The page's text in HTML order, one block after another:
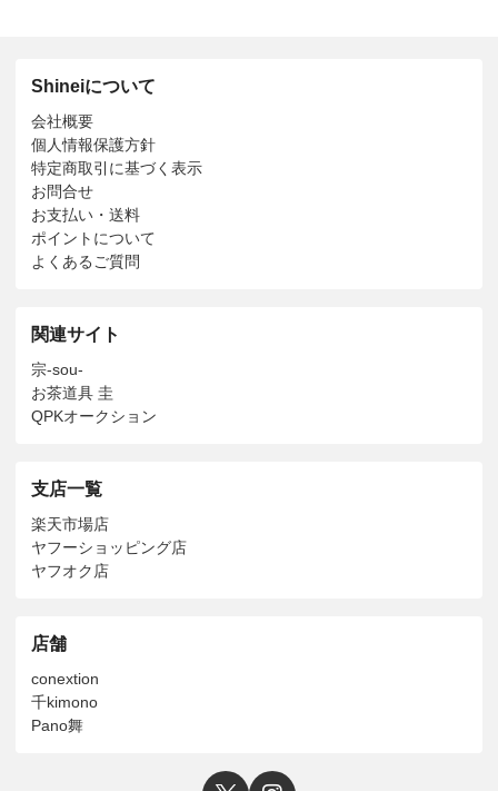
Shineiについて
会社概要
個人情報保護方針
特定商取引に基づく表示
お問合せ
お支払い・送料
ポイントについて
よくあるご質問
関連サイト
宗-sou-
お茶道具 圭
QPKオークション
支店一覧
楽天市場店
ヤフーショッピング店
ヤフオク店
店舗
conextion
千kimono
Pano舞